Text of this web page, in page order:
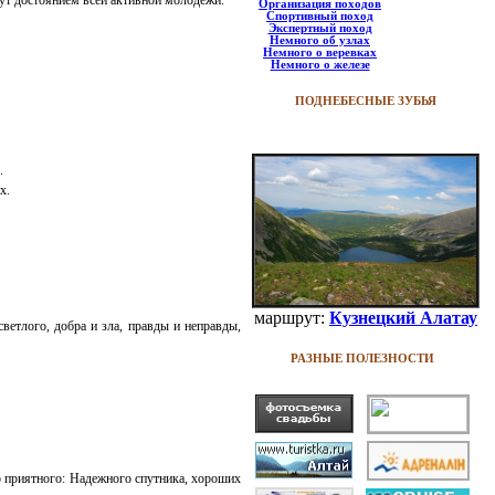
добра и зла, правды и неправды,
Надежного спутника, хороших
Организация походов
Спортивный поход
Экспертный поход
Немного об узлах
Немного о веревках
Немного о железе
ПОДНЕБЕСНЫЕ ЗУБЬЯ
маршрут: Кузнецкий Алатау
РАЗНЫЕ ПОЛЕЗНОСТИ